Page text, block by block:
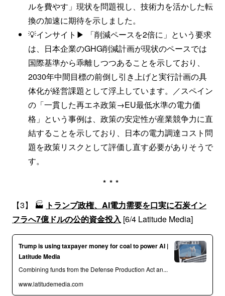
ルを費やす」現状を問題視し、技術力を活かした転
換の加速に期待を示しました。
💡インサイト▶ 「削減ペースを2倍に」という要求
は、日本企業のGHG削減計画が現状のペースでは
国際基準から乖離しつつあることを示しており、
2030年中間目標の前倒し引き上げと実行計画の具
体化が経営課題として浮上しています。／スペイン
の「一貫した再エネ政策→EU最低水準の電力価
格」という事例は、政策の安定性が産業競争力に直
結することを示しており、日本の電力調達コスト問
題を政策リスクとして評価し直す必要がありそうで
す。
***
【3】 🏭 トランプ政権、AI電力需要を口実に石炭イン
フラへ7億ドルの公的資金投入 [6/4 Latitude Media]
Trump is using taxpayer money for coal to power AI |
Latitude Media
Combining funds from the Defense Production Act an...
www.latitudemedia.com